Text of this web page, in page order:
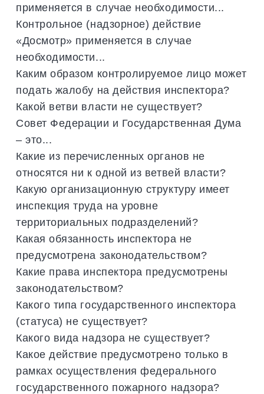
применяется в случае необходимости...
Контрольное (надзорное) действие
«Досмотр» применяется в случае
необходимости...
Каким образом контролируемое лицо может
подать жалобу на действия инспектора?
Какой ветви власти не существует?
Совет Федерации и Государственная Дума
– это...
Какие из перечисленных органов не
относятся ни к одной из ветвей власти?
Какую организационную структуру имеет
инспекция труда на уровне
территориальных подразделений?
Какая обязанность инспектора не
предусмотрена законодательством?
Какие права инспектора предусмотрены
законодательством?
Какого типа государственного инспектора
(статуса) не существует?
Какого вида надзора не существует?
Какое действие предусмотрено только в
рамках осуществления федерального
государственного пожарного надзора?